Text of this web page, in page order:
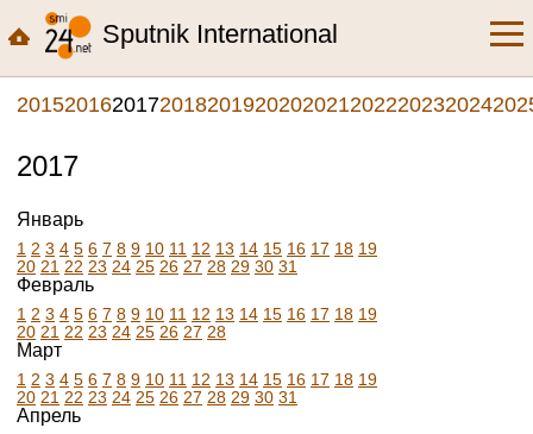
Sputnik International
2015201620172018201920202021202220232024
2017
Январь
1 2 3 4 5 6 7 8 9 10 11 12 13 14 15 16 17 18 19
20 21 22 23 24 25 26 27 28 29 30 31
Февраль
1 2 3 4 5 6 7 8 9 10 11 12 13 14 15 16 17 18 19
20 21 22 23 24 25 26 27 28
Март
1 2 3 4 5 6 7 8 9 10 11 12 13 14 15 16 17 18 19
20 21 22 23 24 25 26 27 28 29 30 31
Апрель